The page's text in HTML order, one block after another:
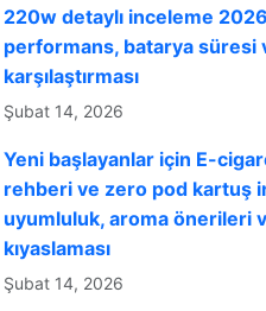
220w detaylı inceleme
performans, batarya süresi
karşılaştırması
Şubat 14, 2026
Yeni başlayanlar için E-
rehberi ve zero pod kartuş
uyumluluk, aroma önerileri
kıyaslaması
Şubat 14, 2026